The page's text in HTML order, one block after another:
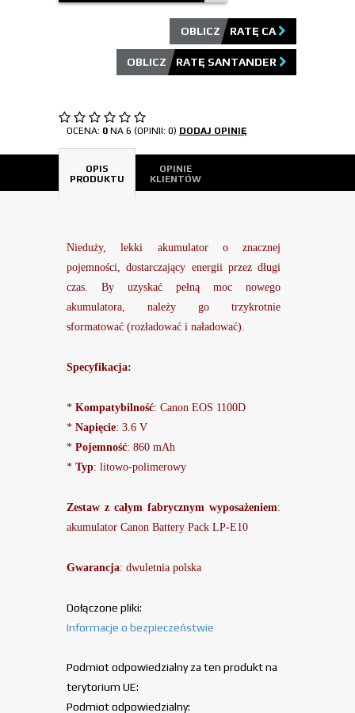
OBLICZ RATĘ CA
OBLICZ RATĘ SANTANDER
OCENA: 0 NA 6 (OPINII: 0) DODAJ OPINIĘ
OPIS
PRODUKTU
OPINIE
KLIENTÓW
Nieduży, lekki akumulator o znacznej
pojemności, dostarczający energii przez długi
czas. By uzyskać pełną moc nowego
akumulatora, należy go trzykrotnie
sformatować (rozładować i naładować).
Specyfikacja:
* Kompatybilność: Canon EOS 1100D
* Napięcie: 3.6 V
* Pojemność: 860 mAh
* Typ: litowo-polimerowy
Zestaw z całym fabrycznym wyposażeniem:
akumulator Canon Battery Pack LP-E10
Gwarancja: dwuletnia polska
Dołączone pliki:
Informacje o bezpieczeństwie
Podmiot odpowiedzialny za ten produkt na
terytorium UE:
Podmiot odpowiedzialny: